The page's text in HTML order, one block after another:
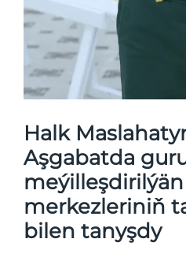
Halk
Aşgabatda
merkezleriniň
bilen tanyşdy